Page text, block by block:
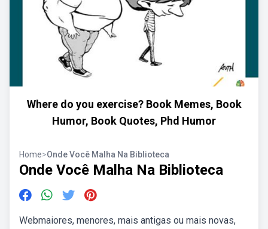
Where do you exercise? Book Memes, Book
Humor, Book Quotes, Phd Humor
Home>Onde Você Malha Na Biblioteca
Onde Você Malha Na Biblioteca
Webmaiores, menores, mais antigas ou mais novas,